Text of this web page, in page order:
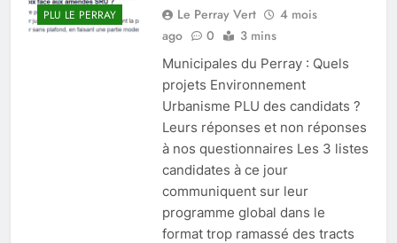
PLU LE PERRAY
Le Perray Vert
4 mois
ago
0 3 mins
Municipales du Perray : Quels
projets Environnement
Urbanisme PLU des candidats ?
Leurs réponses et non réponses
à nos questionnaires Les 3 listes
candidates à ce jour
communiquent sur leur
programme global dans le
format trop ramassé des tracts